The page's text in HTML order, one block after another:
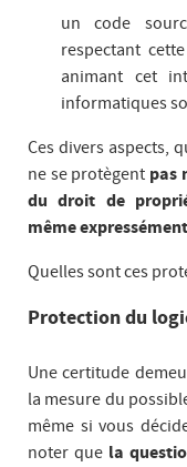
un code
respectant
animant cet
informatiques
Ces divers aspects,
ne se protègent pas
du droit de
même
Quelles sont ces
Protection du
Une certitude
la mesure du
même si vous
noter que la